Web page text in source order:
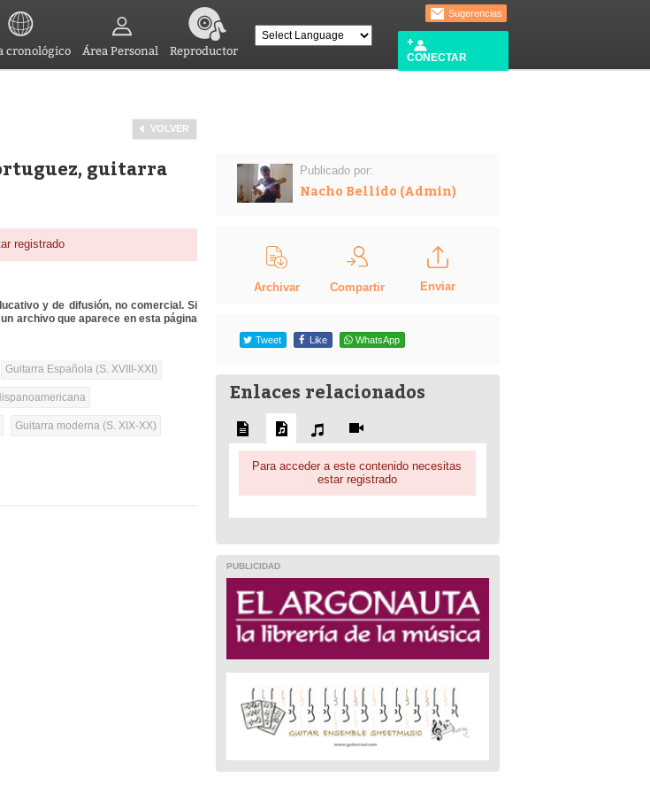
cronológico Área Personal Reproductor
Sugerencias
CONECTAR
VOLVER
guitarra
registrado
y de difusión, no comercial. Si
archivo que aparece en esta página
Guitarra Española (S. XVIII-XXI)
Guitarra moderna (S. XIX-XX)
Publicado por:
Nacho Bellido (Admin)
Archivar Compartir Enviar
Tweet Like WhatsApp
Enlaces relacionados
Para acceder a este contenido necesitas
estar registrado
PUBLICIDAD